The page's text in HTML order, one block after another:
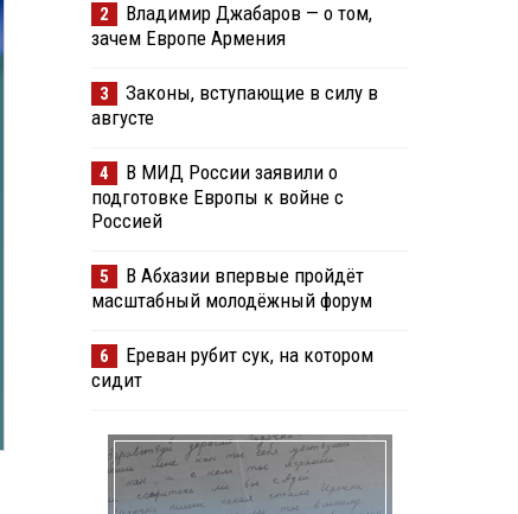
2
Владимир Джабаров — о том,
зачем Европе Армения
3
Законы, вступающие в силу в
августе
4
В МИД России заявили о
подготовке Европы к войне с
Россией
5
В Абхазии впервые пройдёт
масштабный молодёжный форум
6
Ереван рубит сук, на котором
сидит